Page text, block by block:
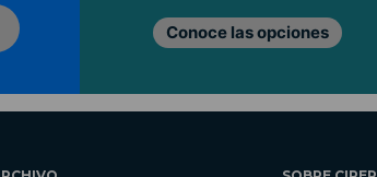
Conoce las opciones